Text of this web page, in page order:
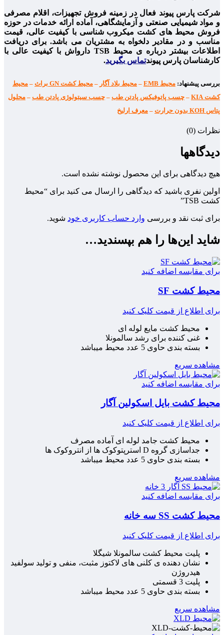
شرکت پارس پیوند فعال در زمینه فروش تجهیزات، اقلام مصرفی
و مواد شیمیایی صنعتی و آزمایشگاهی، آماده ارائه خدمات در حوزه
فروش محیط های کشت میکروب شناسی با کیفیت عالی، قیمت
مناسب و در مقادیر دلخواه به مشتریان می باشد. برای دریافت
اطلاعات بیشتر درباره ی محیط TSB دارواش با کیفیت عالی با
کارشناسان پارس پیوندتماس بگیرید.
بررسی پیشنهاد: محیط EMB – محیط بلاد آگار – محیط کشت GN براث – محیط
کشت KIA
– چسب پاتوفیکس پادتن طب – چسب سیتولوژی پادتن طب – محلول
پتاس KOH بدون حرارت
– معرف ارلیخ
نظرات (0)
دیدگاهها
هیچ دیدگاهی برای این محصول نوشته نشده است.
اولین نفری باشید که دیدگاهی را ارسال می کنید برای “محیط
کشت TSB”
برای ثبت نقد و بررسی وارد حساب کاربری خود شوید.
شاید این‌ها را هم بپسندید…
برای مقایسه اضافه کنید
محیط کشت SF
برای اطلاع از قیمت کلیک کنید
محیط کشت مایع لوله ای
غنی کننده برای رشد سالمونلا
بسته بندی حاوی 5 عدد محیط میباشد
مشاهده سریع
برای مقایسه اضافه کنید
محیط کشت بایل اسکولین آگار
برای اطلاع از قیمت کلیک کنید
محیط کشت جامد لوله ای آماده مصرف
جداسازی گروه D استرپتوکوک ها از انتروکوک ها
بسته بندی حاوی 5 عدد محیط میباشد
مشاهده سریع
برای مقایسه اضافه کنید
محیط کشت SS سه خانه
برای اطلاع از قیمت کلیک کنید
پلیت محیط کشت سالمونلا شیگلا
نشان دهنده ی کلنی های لاکتوز مثبت، منفی و تولید سولفید
هیدروژن
پلیت 3 قسمتی
بسته بندی حاوی 5 عدد محیط میباشد
مشاهده سریع